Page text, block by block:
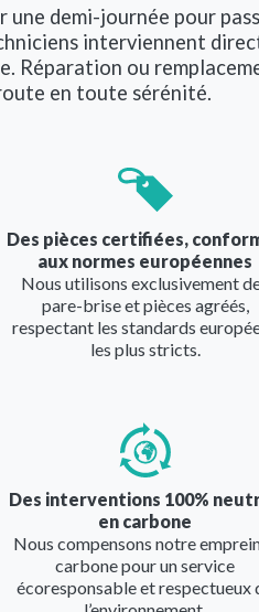
demi-journée pour
interviennent
Réparation ou
en toute sérénité.
Des pièces certifiées,
aux normes européennes
Nous utilisons exclusivement
pare-brise et pièces agréés,
respectant les standards
les plus stricts.
Des interventions 100%
en carbone
Nous compensons notre
carbone pour un service
écoresponsable et respectueux